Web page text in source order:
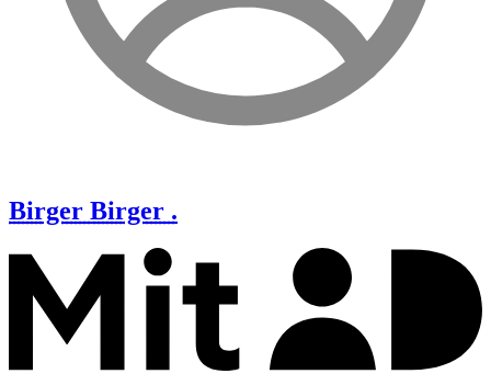
Birger Birger .